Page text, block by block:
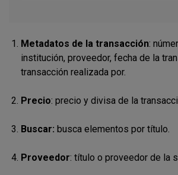
Metadatos de la transacción:
institución, proveedor, fecha de la
transacción realizada por.
Precio: precio y divisa de la
Buscar: busca elementos por título.
Proveedor: título o proveedor de la